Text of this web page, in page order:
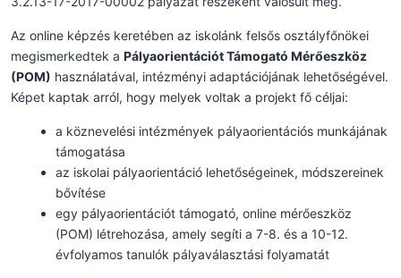
Az online képzés keretében az iskolánk felsős osztályfőnökei
megismerkedtek a Pályaorientációt Támogató Mérőeszköz
(POM) használatával, intézményi adaptációjának lehetőségével.
Képet kaptak arról, hogy melyek voltak a projekt fő céljai:
a köznevelési intézmények pályaorientációs munkájának
támogatása
az iskolai pályaorientáció lehetőségeinek, módszereinek
bővítése
egy pályaorientációt támogató, online mérőeszköz
(POM) létrehozása, amely segíti a 7-8. és a 10-12.
évfolyamos tanulók pályaválasztási folyamatát